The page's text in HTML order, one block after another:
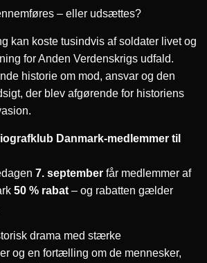
– eller udsættes?
kan koste tusindvis af soldater livet og
for Anden Verdenskrigs udfald.
historie om mod, ansvar og den
der blev afgørende for historiens
Danmark-medlemmer til
7. september får medlemmer af
50 % rabat – og rabatten gælder
drama med stærke
og en fortælling om de mennesker,